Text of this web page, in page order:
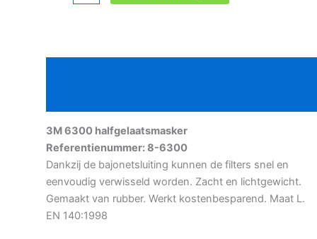
3M 6300 halfgelaatsmasker
Referentienummer: 8-6300
Dankzij de bajonetsluiting kunnen de filters snel en
eenvoudig verwisseld worden. Zacht en lichtgewicht.
Gemaakt van rubber. Werkt kostenbesparend. Maat L.
EN 140:1998